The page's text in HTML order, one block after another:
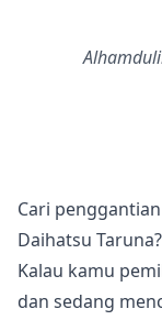
Cari
Daihatsu Taruna?
Kalau kamu
dan sedang